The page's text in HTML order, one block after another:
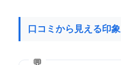
口コミから見える印象